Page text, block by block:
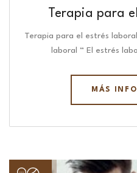
Terapia para
Terapia para el estrés
laboral “ El estrés
MÁS